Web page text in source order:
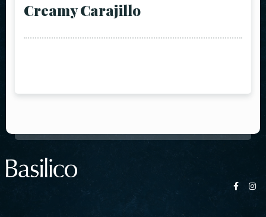
Creamy Carajillo